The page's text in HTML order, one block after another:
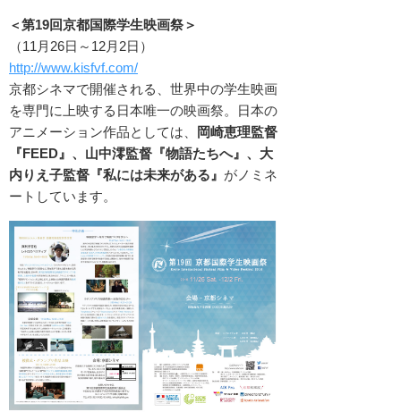
＜第19回京都国際学生映画祭＞
（11月26日～12月2日 ）
http://www.kisfvf.com/
京都シネマで開催される、世界中の学生映画
を専門に上映する日本唯一の映画祭。
日本の
アニメーション作品としては、
岡崎恵理監督
『FEED』、 山中澪監督 『物語たちへ』、 大
内りえ子監督 『私には未来がある』 がノミネ
ートしています。